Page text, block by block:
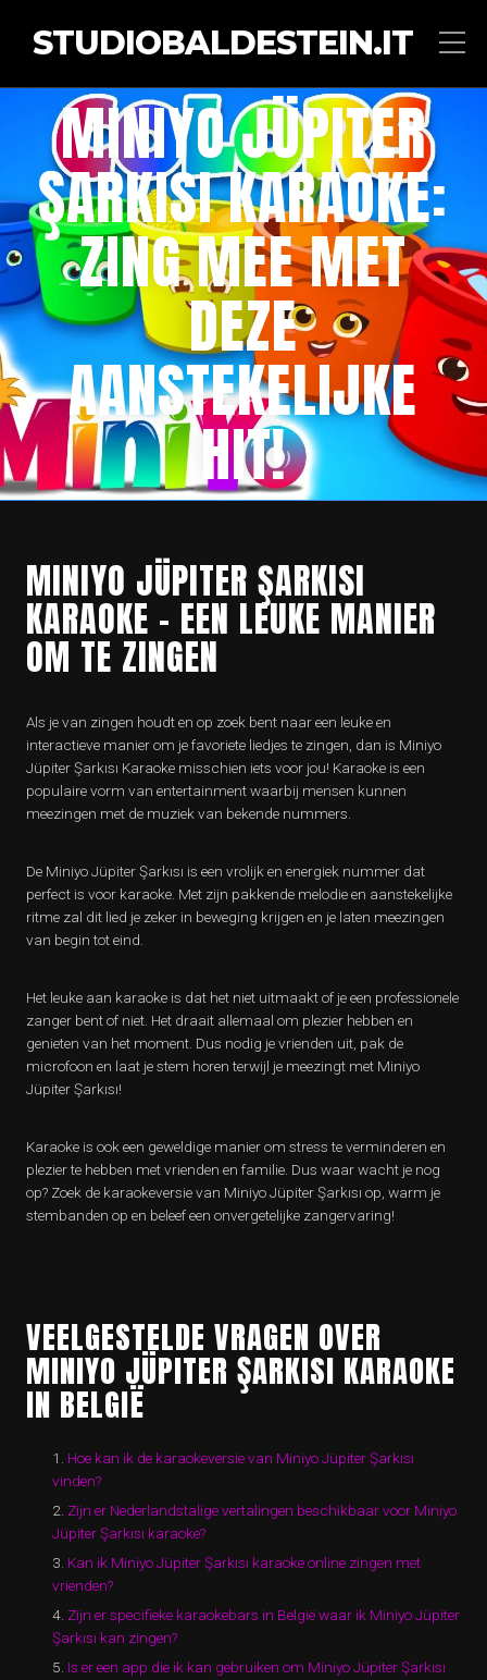
STUDIOBALDESTEIN.IT
MINIYO JÜPITER
ŞARKISI KARAOKE:
ZING MEE MET
DEZE
AANSTEKELIJKE
HIT!
MINIYO JÜPITER ŞARKISI
KARAOKE – EEN LEUKE MANIER
OM TE ZINGEN
Als je van zingen houdt en op zoek bent naar een leuke en
interactieve manier om je favoriete liedjes te zingen, dan is Miniyo
Jüpiter Şarkısı Karaoke misschien iets voor jou! Karaoke is een
populaire vorm van entertainment waarbij mensen kunnen
meezingen met de muziek van bekende nummers.
De Miniyo Jüpiter Şarkısı is een vrolijk en energiek nummer dat
perfect is voor karaoke. Met zijn pakkende melodie en aanstekelijke
ritme zal dit lied je zeker in beweging krijgen en je laten meezingen
van begin tot eind.
Het leuke aan karaoke is dat het niet uitmaakt of je een professionele
zanger bent of niet. Het draait allemaal om plezier hebben en
genieten van het moment. Dus nodig je vrienden uit, pak de
microfoon en laat je stem horen terwijl je meezingt met Miniyo
Jüpiter Şarkısı!
Karaoke is ook een geweldige manier om stress te verminderen en
plezier te hebben met vrienden en familie. Dus waar wacht je nog
op? Zoek de karaokeversie van Miniyo Jüpiter Şarkısı op, warm je
stembanden op en beleef een onvergetelijke zangervaring!
VEELGESTELDE VRAGEN OVER
MINIYO JÜPITER ŞARKISI KARAOKE
IN BELGIË
Hoe kan ik de karaokeversie van Miniyo Jüpiter Şarkısı
vinden?
Zijn er Nederlandstalige vertalingen beschikbaar voor Miniyo
Jüpiter Şarkısı karaoke?
Kan ik Miniyo Jüpiter Şarkısı karaoke online zingen met
vrienden?
Zijn er specifieke karaokebars in België waar ik Miniyo Jüpiter
Şarkısı kan zingen?
Is er een app die ik kan gebruiken om Miniyo Jüpiter Şarkısı